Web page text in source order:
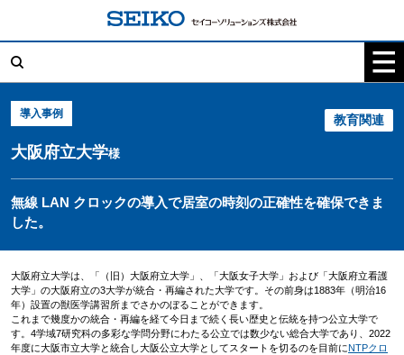
索:
導入事例 教育関連
大阪府立大学様
無線 LAN クロックの導入で居室の時刻の正確性を確保できま
した。
大阪府立大学は、「（旧）大阪府立大学」、「大阪女子大学」および「大阪府立看護
大学」の大阪府立の3大学が統合・再編された大学です。その前身は1883年（明治16
年）設置の獣医学講習所までさかのぼることができます。
これまで幾度かの統合・再編を経て今日まで続く長い歴史と伝統を持つ公立大学で
す。4学域7研究科の多彩な学問分野にわたる公立では数少ない総合大学であり、2022
年度に大阪市立大学と統合し大阪公立大学としてスタートを切るのを目前にNTPクロ